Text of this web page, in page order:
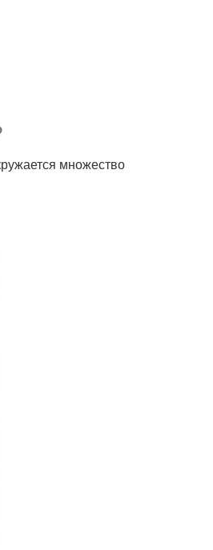
множество